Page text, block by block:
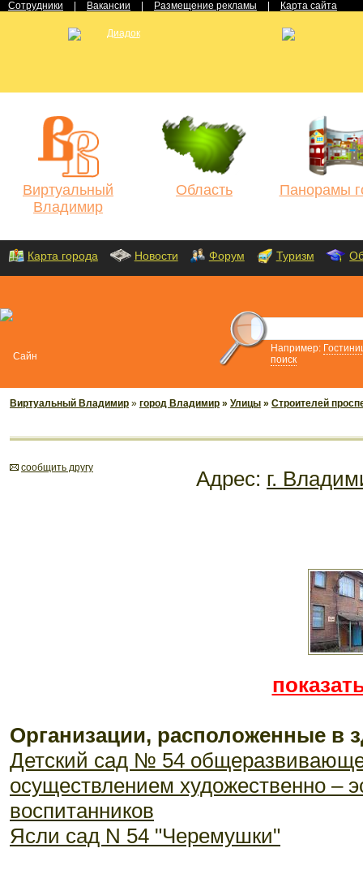
Сотрудники Вакансии Размещение рекламы Карта сайта
Виртуальный
Владимир
Область Панорамы
Карта города Новости Форум Туризм
Например:
поиск
Виртуальный Владимир » город Владимир » Улицы » Строителей
cообщить другу Адрес: г.
Организации, расположенные в
Детский сад № 54
осуществлением художественно –
воспитанников
Ясли сад N 54 "Черемушки"